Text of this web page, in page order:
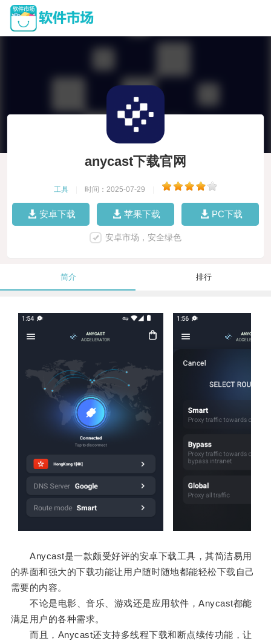
anycast下载官网
工具 时间：2025-07-29
安卓下载 苹果下载 PC下载
安卓市场，安全绿色
简介 排行
Anycast是一款颇受好评的安卓下载工具，其简洁易用
的界面和强大的下载功能让用户随时随地都能轻松下载自己
需要的内容。
不论是电影、音乐、游戏还是应用软件，Anycast都能
满足用户的各种需求。
而且，Anycast还支持多线程下载和断点续传功能，让